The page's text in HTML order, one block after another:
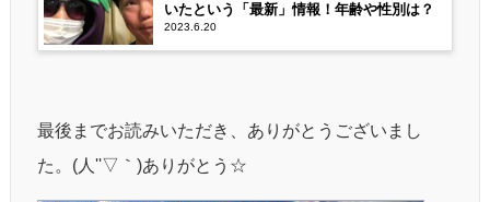
いたという「最新」情報！年齢や性別は？
2023.6.20
最後までお読みいただき、ありがとうございまし
た。(人''▽｀)ありがとう☆